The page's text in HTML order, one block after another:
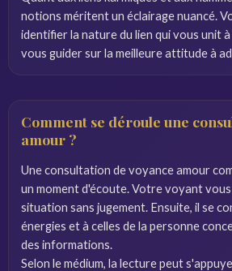
notions méritent un éclairage nuancé.
identifier la nature du lien qui vous unit
vous guider sur la meilleure attitude à
Comment se déroule une
amour ?
Une consultation de voyance amour
un moment d'écoute. Votre voyant
situation sans jugement. Ensuite, il se
énergies et à celles de la personne
des informations.
Selon le médium, la lecture peut